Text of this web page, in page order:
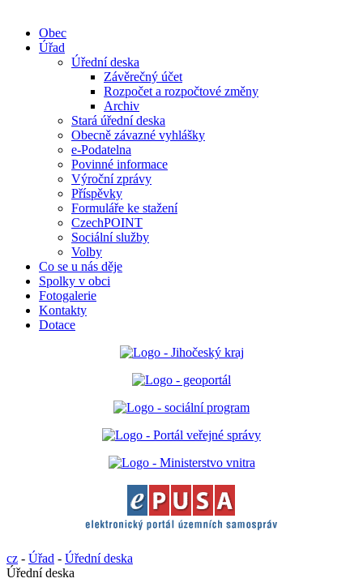
Obec
Úřad
Úřední deska
Závěrečný účet
Rozpočet a rozpočtové změny
Archiv
Stará úřední deska
Obecně závazné vyhlášky
e-Podatelna
Povinné informace
Výroční zprávy
Příspěvky
Formuláře ke stažení
CzechPOINT
Sociální služby
Volby
Co se u nás děje
Spolky v obci
Fotogalerie
Kontakty
Dotace
cz - Úřad - Úřední deska
Úřední deska